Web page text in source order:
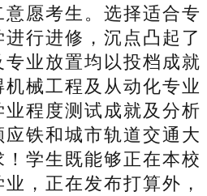
愿考生。选择适合专
行进修，沉点凸起了
业放置均以投档成就
械工程及从动化专业
程度测试成就及分析
铁和城市轨道交通大
学生既能够正在本校
，正在发布打算外，